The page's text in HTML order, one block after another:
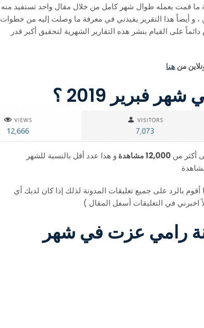
ما قمت بعمله طوال شهر كامل من خلال مقال واحد تستفيد منه
و أيضاً هذا التقرير يفيدني في معرفة ما وصلت إليه من خطوات
على القيام بنشر هذه التقارير الشهرية لتحقيق أكبر قدر
من هنا
2019 ؟
12,000 مشاهدة
و هذا عدد أقل بالنسبة للشهر
( تنويه : أنا أقوم بالرد على جميع تعليقات المدونة لذلك إذا كان لديك أي
اخبرني في التعليقات أسفل المقال )
رامي عزت في شهر